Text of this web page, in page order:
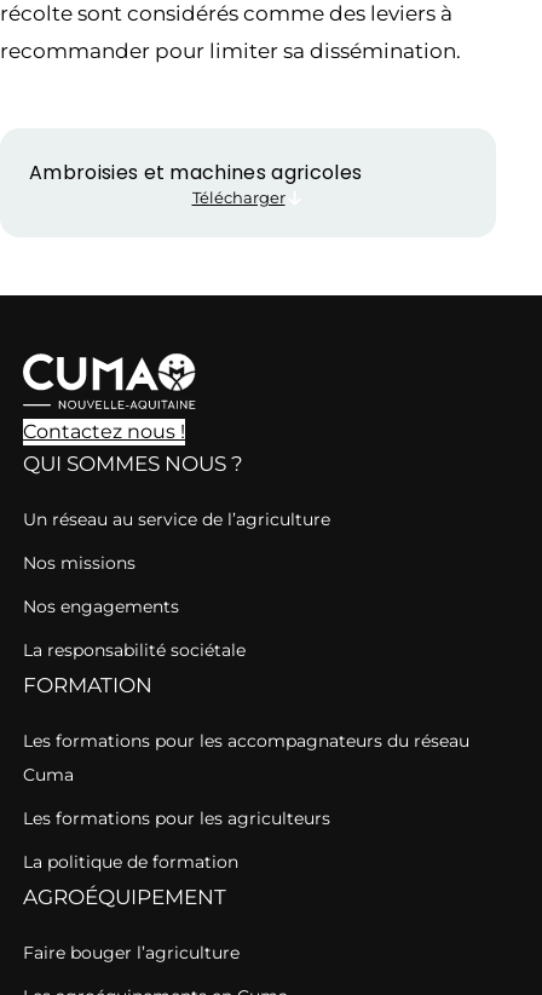
récolte sont considérés comme des leviers à
recommander pour limiter sa dissémination.
Ambroisies et machines agricoles
Télécharger
Contactez nous !
QUI SOMMES NOUS ?
Un réseau au service de l’agriculture
Nos missions
Nos engagements
La responsabilité sociétale
FORMATION
Les formations pour les accompagnateurs du réseau
Cuma
Les formations pour les agriculteurs
La politique de formation
AGROÉQUIPEMENT
Faire bouger l’agriculture